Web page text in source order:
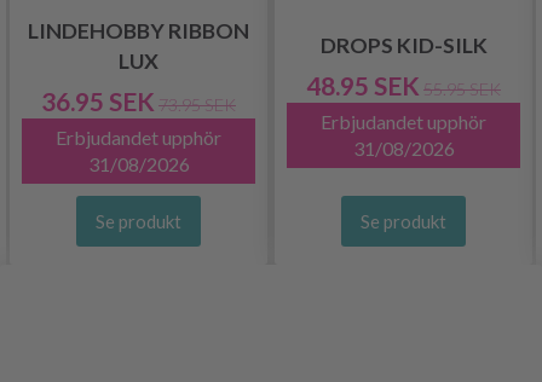
LINDEHOBBY RIBBON
LUX
36.95 SEK 73.95 SEK
Erbjudandet upphör
31/08/2026
Se produkt
DROPS KID-SILK
48.95 SEK 55.95 SEK
Erbjudandet upphör
31/08/2026
Se produkt